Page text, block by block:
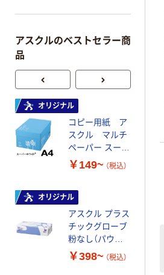
アスクルのベストセラー商
品
オリジナル
コピー用紙 ア
スクル マルチ
ペーパー スーパ
ーホワイト+
￥149~ （税込）
オリジナル
アスクル プラス
チックグローブ
粉なし（パウダ
ーフリー）
￥398~ （税込）